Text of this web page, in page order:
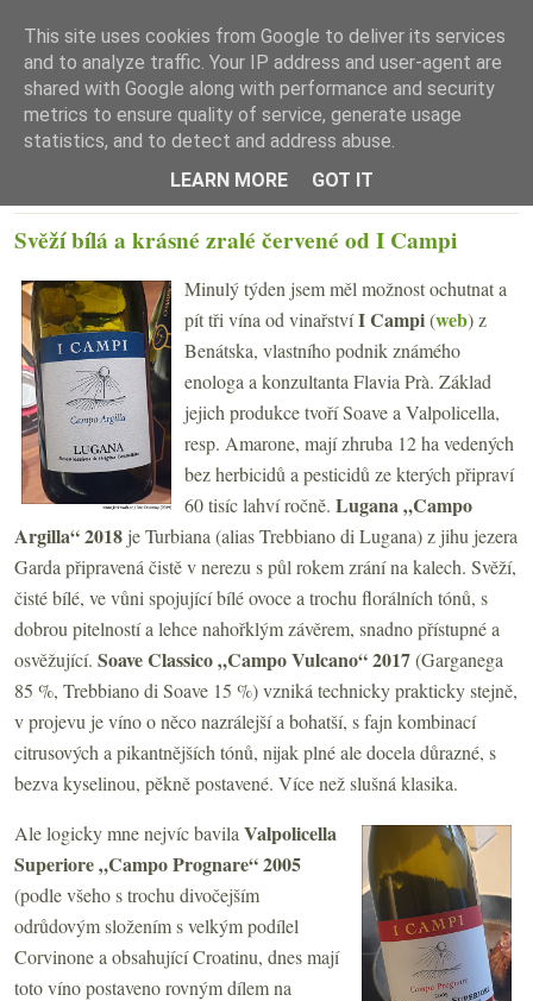
☰ Menu
Svěží bílá a krásné zralé červené od I Campi
Minulý týden jsem měl možnost ochutnat a
pít tři vína od vinařstvíI Campi(web) z
Benátska, vlastního podnik známého
enologa a konzultanta Flavia Prà. Základ
jejich produkce tvoří Soave a Valpolicella,
resp. Amarone, mají zhruba 12 ha vedených
bez herbicidů a pesticidů ze kterých připraví
60 tisíc lahví ročně. Lugana „Campo
Argilla“ 2018 je Turbiana (alias Trebbiano di Lugana) z jihu jezera
Garda připravená čistě v nerezu s půl rokem zrání na kalech. Svěží,
čisté bílé, ve vůni spojující bílé ovoce a trochu florálních tónů, s
dobrou pitelností a lehce nahořklým závěrem, snadno přístupné a
osvěžující. Soave Classico „Campo Vulcano“ 2017(Garganega
85 %, Trebbiano di Soave 15 %) vzniká technicky prakticky stejně,
v projevu je víno o něco nazrálejší a bohatší, s fajn kombinací
citrusových a pikantnějších tónů, nijak plné ale docela důrazné, s
bezva kyselinou, pěkně postavené. Více než slušná klasika.
Ale logicky mne nejvíc bavila Valpolicella
Superiore „Campo Prognare“ 2005
(podle všeho s trochu divočejším
odrůdovým složením s velkým podílel
Corvinone a obsahující Croatinu, dnes mají
toto víno postaveno rovným dílem na
This site uses cookies from Google to deliver its services
and to analyze traffic. Your IP address and user-agent are
shared with Google along with performance and security
metrics to ensure quality of service, generate usage
statistics, and to detect and address abuse.
LEARN MORE
GOT IT